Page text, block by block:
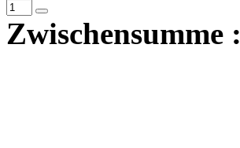
Zwischensumme :